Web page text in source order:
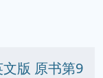
版 原书第9